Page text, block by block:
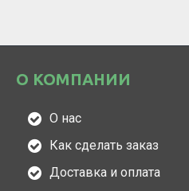
О КОМПАНИИ
О нас
Как сделать заказ
Доставка и оплата